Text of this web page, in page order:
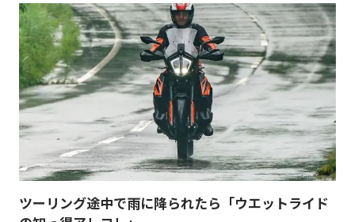
ツーリング途中で雨に降られたら「ウエットライド